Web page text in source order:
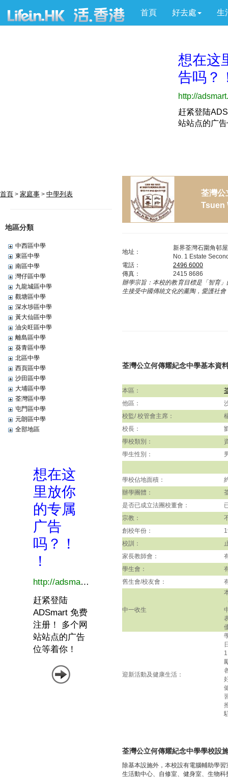
首頁 好去處 生
首頁 > 家庭事 > 中學列表
地區分類
中西區中學
東區中學
南區中學
灣仔區中學
九龍城區中學
觀塘區中學
深水埗區中學
黃大仙區中學
油尖旺區中學
離島區中學
葵青區中學
北區中學
西頁區中學
沙田區中學
大埔區中學
荃灣區中學
屯門區中學
元朗區中學
全部地區
荃灣公
Tsuen
地址：
新界荃灣石圍角邨
No. 1 Estate
電話：
2496 6000
傳真：
2415 8686
辦學宗旨：本校的教育目標是「智育
生接受中國傳統文化的薰陶，愛護社
荃灣公立何傳耀紀念中學基本資
本區：
他區：
校監/ 校管會主席：
校長：
學校類別：
學生性別：
學校佔地面積：
辦學團體：
是否已成立法團校董會：
宗教：
創校年份：
校訓：
家長教師會：
學生會：
舊生會/校友會：
中一收生
迎新活動及健康生活：
荃灣公立何傳耀紀念中學學校設
除基本設施外，本校設有電腦輔助學
生活動中心、自修室、健身室、生物